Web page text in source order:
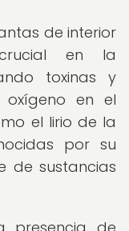
de interior
en la
toxinas y
oxígeno en el
el lirio de la
por su
de sustancias